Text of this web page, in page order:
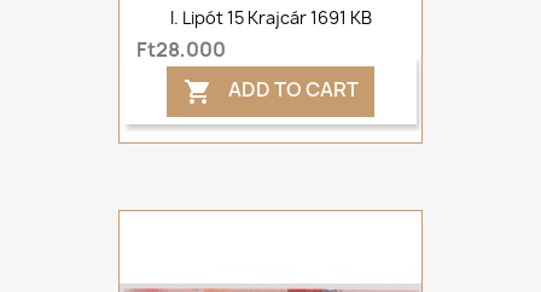
I. Lipót 15 Krajcár 1691 KB
Ft28,000
 ADD TO CART